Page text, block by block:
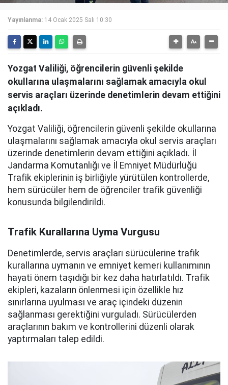
Yayınlanma: 14 Ocak 2025 Salı 10:30
Yozgat Valiliği, öğrencilerin güvenli şekilde
okullarına ulaşmalarını sağlamak amacıyla okul
servis araçları üzerinde denetimlerin devam ettiğini
açıkladı.
Yozgat Valiliği, öğrencilerin güvenli şekilde okullarına
ulaşmalarını sağlamak amacıyla okul servis araçları
üzerinde denetimlerin devam ettiğini açıkladı. İl
Jandarma Komutanlığı ve İl Emniyet Müdürlüğü
Trafik ekiplerinin iş birliğiyle yürütülen kontrollerde,
hem sürücüler hem de öğrenciler trafik güvenliği
konusunda bilgilendirildi.
Trafik Kurallarına Uyma Vurgusu
Denetimlerde, servis araçları sürücülerine trafik
kurallarına uymanın ve emniyet kemeri kullanımının
hayati önem taşıdığı bir kez daha hatırlatıldı. Trafik
ekipleri, kazaların önlenmesi için özellikle hız
sınırlarına uyulması ve araç içindeki düzenin
sağlanması gerektiğini vurguladı. Sürücülerden
araçlarının bakım ve kontrollerini düzenli olarak
yaptırmaları talep edildi.